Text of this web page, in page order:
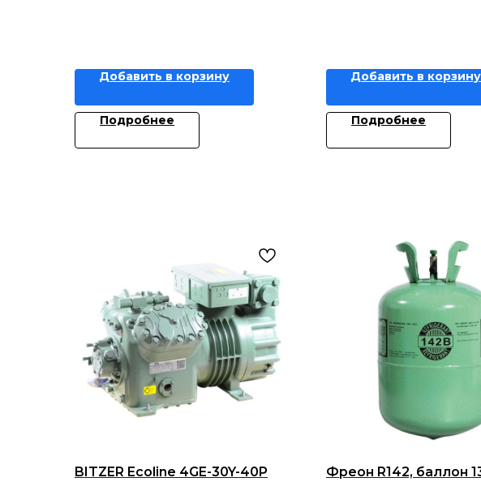
Добавить в корзину
Подробнее
Добавить в корзину
Подробнее
BITZER Ecoline 4GE-30Y-40P Фреон R142, баллон